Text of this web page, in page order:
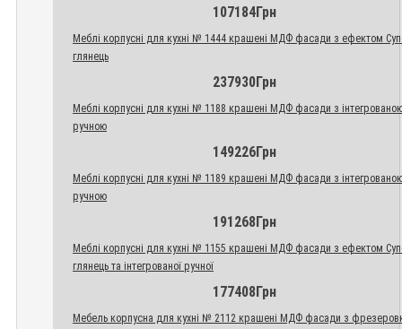
107184Грн
Меблі корпусні для кухні № 1444 крашені МДФ фасади з ефектом
глянець
237930Грн
Меблі корпусні для кухні № 1188 крашені МДФ фасади з
ручною
149226Грн
Меблі корпусні для кухні № 1189 крашені МДФ фасади з
ручною
191268Грн
Меблі корпусні для кухні № 1155 крашені МДФ фасади з ефектом
глянець та інтегрованої ручної
177408Грн
Мебель корпусна для кухні № 2112 крашені МДФ фасади з